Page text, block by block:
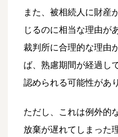
また、被相続人に財産
じるのに相当な理由が
裁判所に合理的な理由
ば、熟慮期間が経過し
認められる可能性があ
ただし、これは例外的
放棄が遅れてしまった